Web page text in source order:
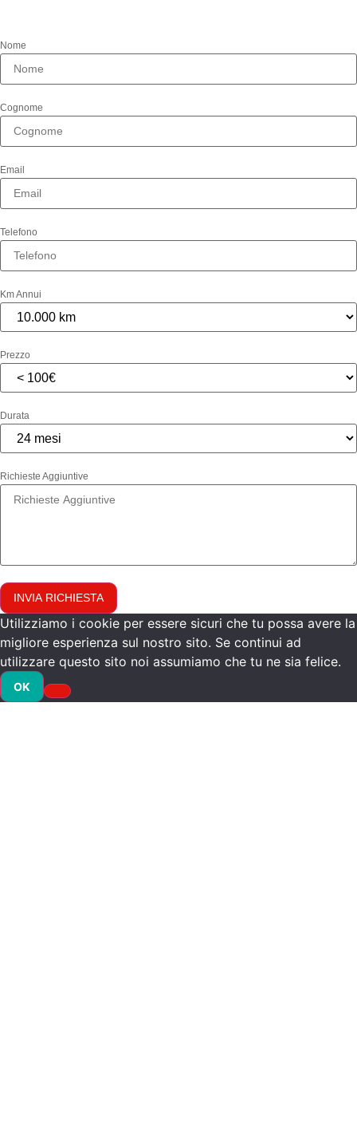
Nome
Cognome
Email
Telefono
Km Annui
Prezzo
Durata
Richieste Aggiuntive
INVIA RICHIESTA
Utilizziamo i cookie per essere sicuri che tu possa avere la
migliore esperienza sul nostro sito. Se continui ad
utilizzare questo sito noi assumiamo che tu ne sia felice.
OK